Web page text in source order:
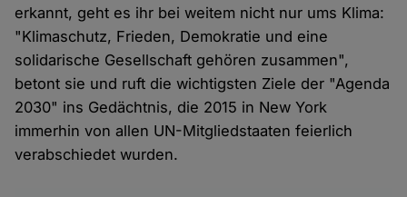
erkannt, geht es ihr bei weitem nicht nur ums Klima:
"Klimaschutz, Frieden, Demokratie und eine
solidarische Gesellschaft gehören zusammen",
betont sie und ruft die wichtigsten Ziele der "Agenda
2030" ins Gedächtnis, die 2015 in New York
immerhin von allen UN-Mitgliedstaaten feierlich
verabschiedet wurden.